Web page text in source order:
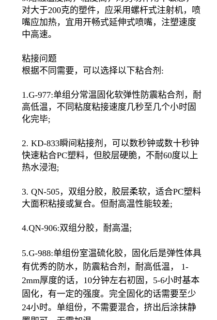
对大于200克的塑件，应采用螺杆式注射机，喷
嘴应加热，宜用开畅式延伸式喷嘴，注塑速度
中高速。
粘接问题
根据不同需要，可以选择以下粘合剂:
1.G-977:单组分常温固化软弹性防震粘合剂，耐
高低温，不同粘度粘接速度几秒至几个小时固
化完毕;
2. KD-833瞬间粘接剂，可以数秒钟或数十秒钟
快速粘合PC塑料，但胶层硬脆，不耐60度以上
热水浸泡;
3. QN-505，双组分胶，胶层柔软，适合PC塑料
大面积粘接或复合。但耐高温性能较差;
4.QN-906:双组分胶，耐高温;
5.G-988:单组份室温硫化胶，固化后是弹性体具
有优秀的防水，防震粘合剂，耐高低温， 1-
2mm厚度的话，10分钟左右初固，5-6小时基本
固化，有一定的强度。完全固化的话需要至少
24小时。单组份，不需要混合，挤出后涂抹静